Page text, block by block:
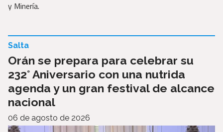
y Minería.
Orán se prepara para celebrar su
232° Aniversario con una nutrida
agenda y un gran festival de alcance
nacional
Salta
06 de agosto de 2026